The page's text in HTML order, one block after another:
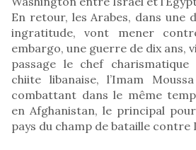
En retour, les Arabes, dans une
ingratitude, vont mener
embargo, une guerre de dix ans,
passage le chef
chiite libanaise, l’Imam
combattant dans le même
en Afghanistan, le principal
pays du champ de bataille contre